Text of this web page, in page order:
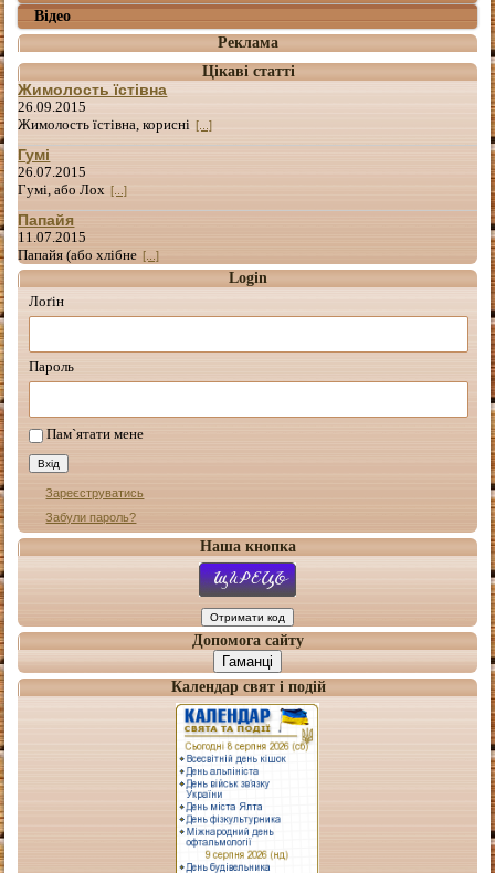
Відео
Реклама
Цікаві статті
Жимолость їстівна
26.09.2015
Жимолость їстівна, корисні [...]
Гумі
26.07.2015
Гумі, або Лох [...]
Папайя
11.07.2015
Папайя (або хлібне [...]
Login
Лоґін
Пароль
Пам`ятати мене
Зареєструватись
Забули пароль?
Наша кнопка
Допомога сайту
Гаманці
Календар свят і подій